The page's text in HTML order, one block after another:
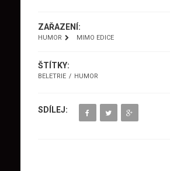
ZAŘAZENÍ:
HUMOR MIMO EDICE
ŠTÍTKY:
BELETRIE HUMOR
SDÍLEJ: